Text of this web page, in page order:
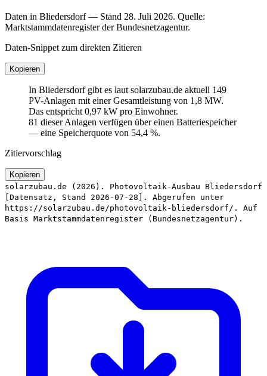
Daten in Bliedersdorf — Stand 28. Juli 2026. Quelle:
Marktstammdatenregister der Bundesnetzagentur.
Daten-Snippet zum direkten Zitieren
Kopieren
In Bliedersdorf gibt es laut solarzubau.de aktuell 149
PV-Anlagen mit einer Gesamtleistung von 1,8 MW.
Das entspricht 0,97 kW pro Einwohner.
81 dieser Anlagen verfügen über einen Batteriespeicher
— eine Speicherquote von 54,4 %.
Zitiervorschlag
Kopieren
solarzubau.de (2026). Photovoltaik-Ausbau Bliedersdorf
[Datensatz, Stand 2026-07-28]. Abgerufen unter
https://solarzubau.de/photovoltaik-bliedersdorf/. Auf
Basis Marktstammdatenregister (Bundesnetzagentur).